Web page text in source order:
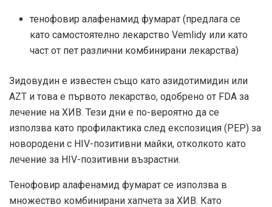
тенофовир алафенамид фумарат (предлага се
като самостоятелно лекарство Vemlidy или като
част от пет различни комбинирани лекарства)
Зидовудин е известен също като азидотимидин или
AZT и това е първото лекарство, одобрено от FDA за
лечение на ХИВ. Тези дни е по-вероятно да се
използва като профилактика след експозиция (PEP) за
новородени с HIV-позитивни майки, отколкото като
лечение за HIV-позитивни възрастни.
Тенофовир алафенамид фумарат се използва в
множество комбинирани хапчета за ХИВ. Като